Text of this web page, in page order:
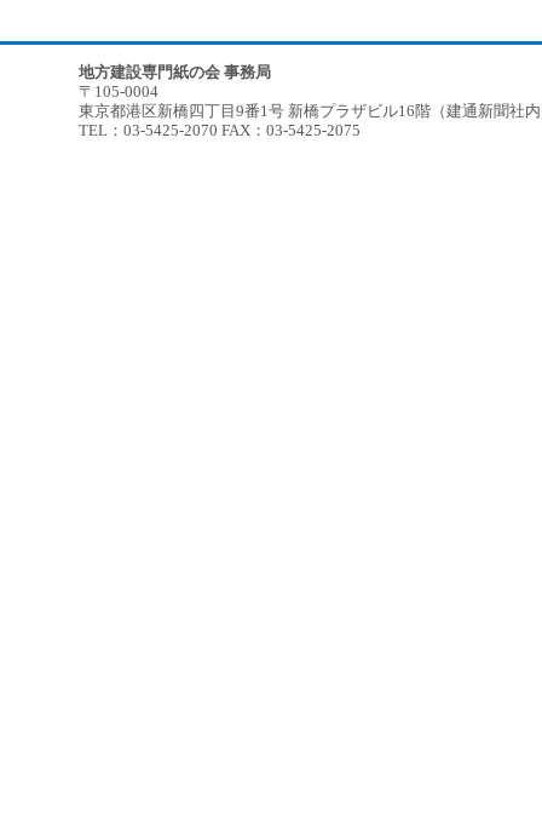
地方建設専門紙の会 事務局
〒105-0004
東京都港区新橋四丁目9番1号 新橋プラザビル16階（建通新聞社
TEL：03-5425-2070 FAX：03-5425-2075